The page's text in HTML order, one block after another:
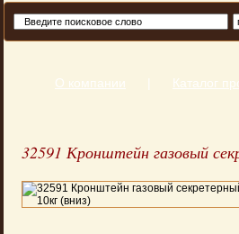
О компании Каталог
32591 Кронштейн газовый